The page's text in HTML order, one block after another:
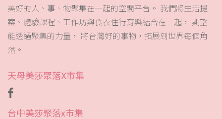
美好的人、事、物聚集在一起的空間平台。 我們將生活提
案、體驗課程、工作坊與食衣住行育樂結合在一起， 期望
能透過聚集的力量， 將台灣好的事物，拓展到世界每個角
落。
天母美莎聚落X市集
台中美莎聚落x市集